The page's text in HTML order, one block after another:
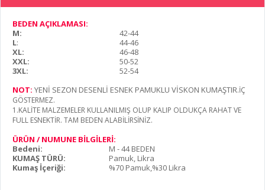
BEDEN AÇIKLAMASI:
M:
42-44
L:
44-46
XL:
46-48
XXL:
50-52
3XL:
52-54
NOT: YENİ SEZON DESENLİ ESNEK PAMUKLU VİSKON KUMAŞTIR.İÇ
GÖSTERMEZ.
1.KALİTE MALZEMELER KULLANILMIŞ OLUP KALIP OLDUKÇA RAHAT VE
FULL ESNEKTİR. TAM BEDEN ALABİLİRSİNİZ.
ÜRÜN / NUMUNE BİLGİLERİ:
Bedeni:
M - 44 BEDEN
KUMAŞ TÜRÜ:
Pamuk, Likra
Kumaş İçeriği:
%70 Pamuk,%30 Likra